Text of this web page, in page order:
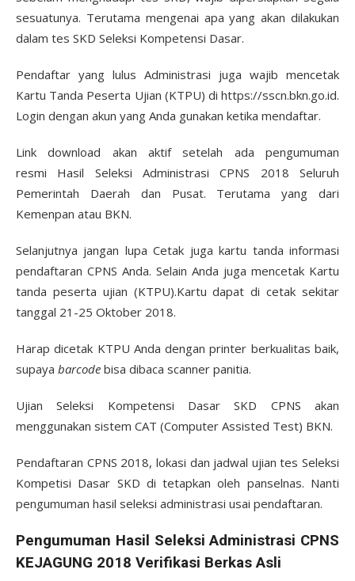
sesuatunya. Terutama mengenai apa yang akan dilakukan
dalam tes SKD Seleksi Kompetensi Dasar.
Pendaftar yang lulus Administrasi juga wajib mencetak
Kartu Tanda Peserta Ujian (KTPU) di https://sscn.bkn.go.id.
Login dengan akun yang Anda gunakan ketika mendaftar.
Link download akan aktif setelah ada pengumuman
resmi Hasil Seleksi Administrasi CPNS 2018 Seluruh
Pemerintah Daerah dan Pusat. Terutama yang dari
Kemenpan atau BKN.
Selanjutnya jangan lupa Cetak juga kartu tanda informasi
pendaftaran CPNS Anda. Selain Anda juga mencetak Kartu
tanda peserta ujian (KTPU).Kartu dapat di cetak sekitar
tanggal 21-25 Oktober 2018.
Harap dicetak KTPU Anda dengan printer berkualitas baik,
supaya barcode bisa dibaca scanner panitia.
Ujian Seleksi Kompetensi Dasar SKD CPNS akan
menggunakan sistem CAT (Computer Assisted Test) BKN.
Pendaftaran CPNS 2018, lokasi dan jadwal ujian tes Seleksi
Kompetisi Dasar SKD di tetapkan oleh panselnas. Nanti
pengumuman hasil seleksi administrasi usai pendaftaran.
Pengumuman Hasil Seleksi Administrasi CPNS
KEJAGUNG 2018 Verifikasi Berkas Asli